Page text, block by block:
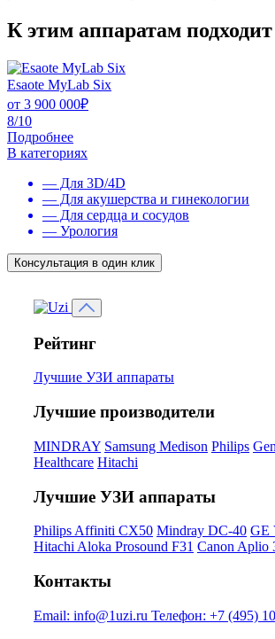
К этим аппаратам подходит
Esaote MyLab Six
от 3 900 000₽
8/10
Подробнее
В категориях
— Для 3D/4D
— Для акушерства и гинекологии
— Для сердца и сосудов
— Урология
Консультация в один клик
Рейтинг
Лучшие УЗИ аппараты
Лучшие производители
MINDRAY Samsung Medison Philips
Healthcare Hitachi
Лучшие УЗИ аппараты
Philips Affiniti CX50 Mindray DC-40 GE
Hitachi Aloka Prosound F31 Canon Aplio
Контакты
Email: info@1uzi.ru Телефон: +7 (495)